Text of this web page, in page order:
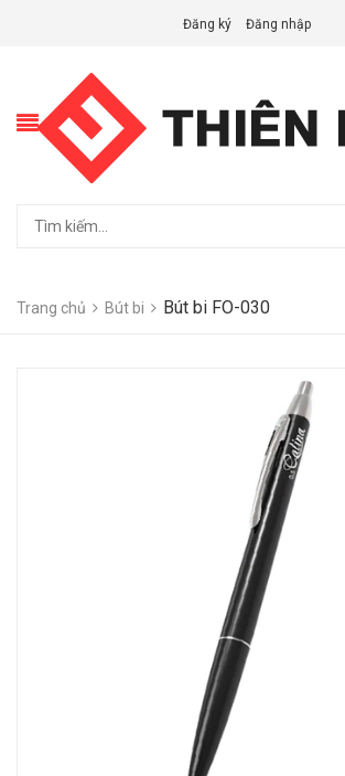
Đăng ký Đăng nhập
Trang chủ Bút bi Bút bi FO-030